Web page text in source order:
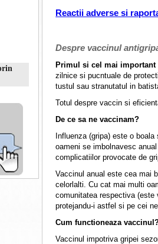
Reactii adverse si
Despre vaccinul
Primul si cel mai important
zilnice si pucntuale de
tustul sau stranutatul in
Totul despre vaccin si
De ce sa ne vaccinam?
Influenza (gripa) este o
oameni se imbolnavesc
complicatiilor provocate de
Vaccinul anual este cea mai
celorlalti. Cu cat mai multi
comunitatea respectiva (este
protejandu-i astfel si pe cei
Cum functioneaza
Vaccinul impotriva gripei